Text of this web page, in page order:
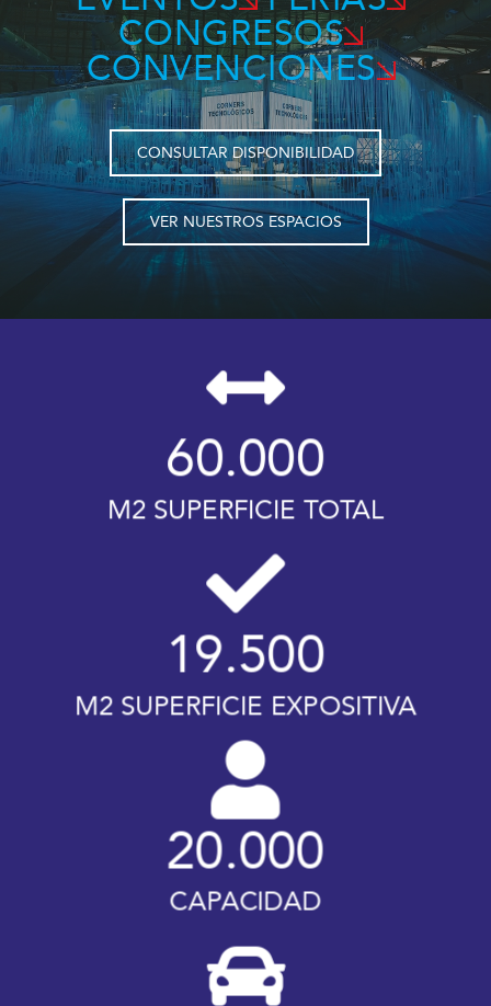
CONGRESOS
CONVENCIONES
CONSULTAR DISPONIBILIDAD
VER NUESTROS ESPACIOS
60.000
M2 SUPERFICIE TOTAL
19.500
M2 SUPERFICIE EXPOSITIVA
20.000
CAPACIDAD